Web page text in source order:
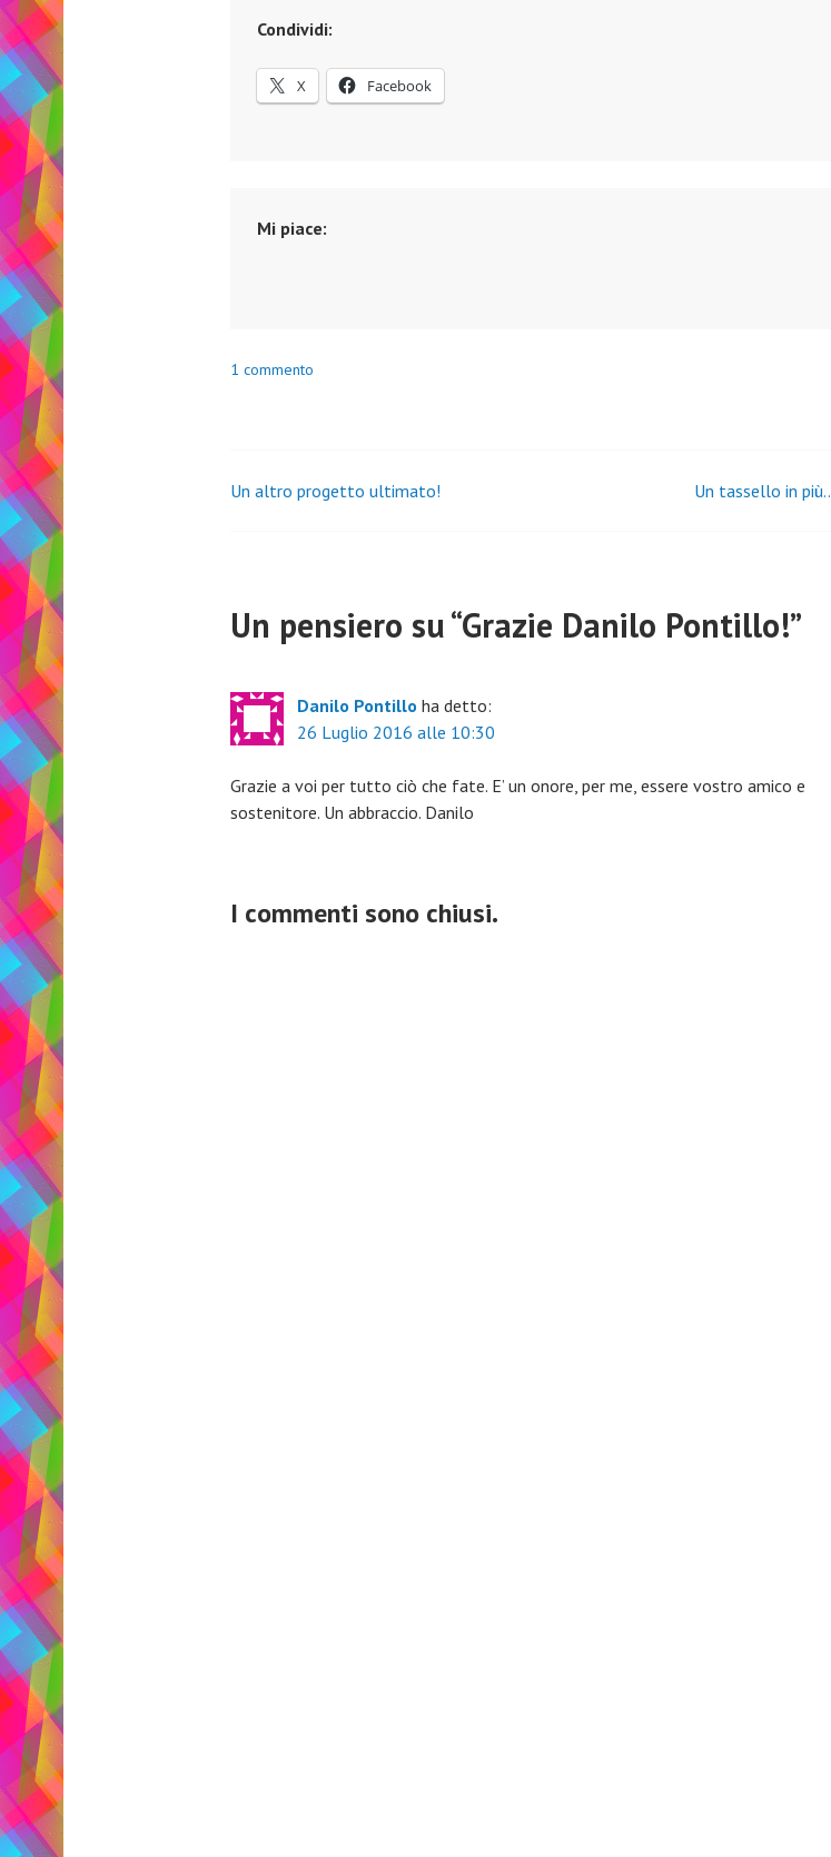
Condividi:
X Facebook
Mi piace:
1 commento
Navigazione
Un altro progetto ultimato! Un tassello in più..
Un pensiero su “Grazie Danilo Pontillo!”
Danilo Pontillo ha detto:
26 Luglio 2016 alle 10:30
Grazie a voi per tutto ciò che fate. E’ un onore, per me, essere vostro amico e
sostenitore. Un abbraccio. Danilo
I commenti sono chiusi.